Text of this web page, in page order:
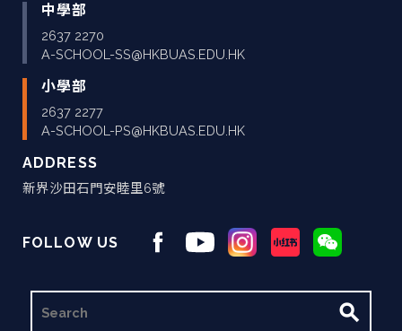
中學部
2637 2270
A-SCHOOL-SS@HKBUAS.EDU.HK
小學部
2637 2277
A-SCHOOL-PS@HKBUAS.EDU.HK
ADDRESS
新界沙田石門安睦里6號
FOLLOW US
尋